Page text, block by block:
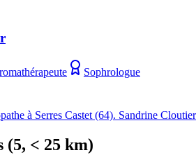
Sophrologue
à Serres Castet (64). Sandrine
(5, < 25 km)